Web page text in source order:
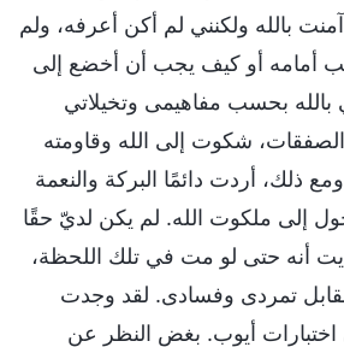
بالله ولكنني لم أكن أعرفه، ولم
أمامه أو كيف يجب أن أخضع إلى
بالله بحسب مفاهيمى وتخيلاتي
شكوت إلى الله وقاومته
ذلك، أردت دائمًا البركة والنعمة
إلى ملكوت الله. لم يكن لديّ حقًا
أنه حتى لو مت في تلك اللحظة،
تمردى وفسادى. لقد وجدت
أيوب. بغض النظر عن